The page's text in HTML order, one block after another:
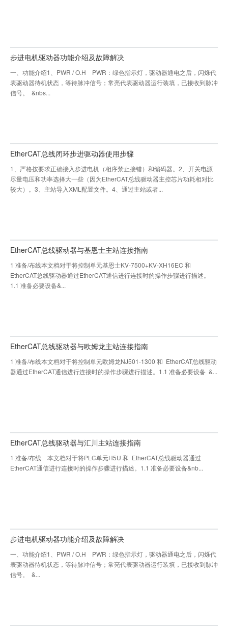
步进电机驱动器功能介绍及故障解决
一、功能介绍1、PWR / O.H PWR：绿色指示灯，驱动器通电之后，闪烁代
表驱动器待机状态，等待脉冲信号；常亮代表驱动器运行装填，已接收到脉冲
信号。 &nbs...
EtherCAT总线闭环步进驱动器使用步骤
1、严格按要求正确接入步进电机（相序禁止接错）和编码器。2、开关电源
尽量电压和功率选择大一些（因为EtherCAT总线驱动器主控芯片功耗相对比
较大）。3、主站导入XML配置文件。4、通过主站或者...
EtherCAT总线驱动器与基恩士主站连接指南
1 准备/布线本文档对于将控制单元基恩士KV-7500+KV-XH16EC 和
EtherCAT总线驱动器通过EtherCAT通信进行连接时的操作步骤进行描述。
1.1 准备必要设备&...
EtherCAT总线驱动器与欧姆龙主站连接指南
1 准备/布线本文档对于将控制单元欧姆龙NJ501-1300 和 EtherCAT总线驱动
器通过EtherCAT通信进行连接时的操作步骤进行描述。1.1 准备必要设备 &...
EtherCAT总线驱动器与汇川主站连接指南
1 准备/布线 本文档对于将PLC单元H5U 和 EtherCAT总线驱动器通过
EtherCAT通信进行连接时的操作步骤进行描述。1.1 准备必要设备&nb...
步进电机驱动器功能介绍及故障解决
一、功能介绍1、PWR / O.H PWR：绿色指示灯，驱动器通电之后，闪烁代
表驱动器待机状态，等待脉冲信号；常亮代表驱动器运行装填，已接收到脉冲
信号。 &...